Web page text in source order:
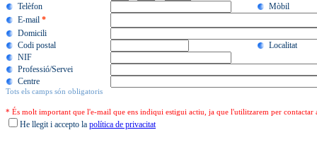
Telèfon
Mòbil
E-mail *
Domicili
Codi postal
Localitat
NIF
Professió/Servei
Centre
Tots els camps són obligatoris
* És molt important que l'e-mail que ens indiqui estigui actiu, ja que l'utilitzarem per contactar
He llegit i accepto la política de privacitat